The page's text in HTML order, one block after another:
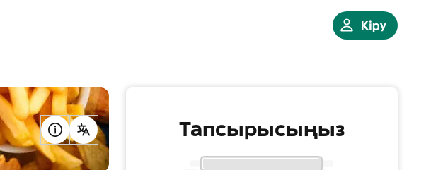
Кіру
Тапсырысыңыз